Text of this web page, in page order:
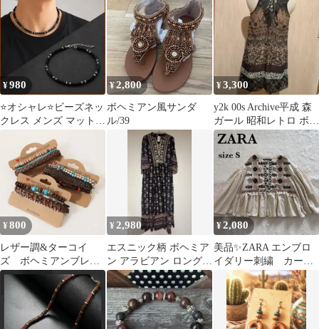
バー
¥980
⭐️オシャレ⭐️ビーズネッ
クレス メンズ マットブ
ラック ボヘミアン エス
ニック
¥2,800
ボヘミアン風サンダ
ル/39
¥3,300
y2k 00s Archive平成 森
ガール 昭和レトロ ボヘ
ミアンチュニック
¥800
レザー調&ターコイ
ズ ボヘミアンブレス
レット 重ね付け ta
¥ 2,980
エスニック柄 ボヘミア
ン アラビアン ロングワ
ンピース
¥2,080
美品✨ZARA エンブロ
イダリー刺繍 カーデ
ィガン ボヘミアンブ
ラウス